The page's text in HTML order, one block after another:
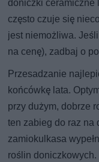
doniczki ceramiczne
często czuje się
jest niemożliwa.
na cenę), zadbaj o
Przesadzanie
końcówkę lata.
przy dużym, dobrze
ten zabieg do raz na
zamiokulkasa
roślin doniczkowych.